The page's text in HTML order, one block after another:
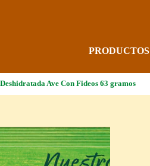
PRODUCTOS
Ave Con Fideos 63 gramos